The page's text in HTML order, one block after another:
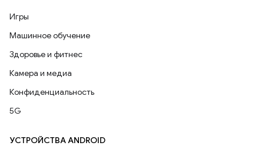
Игры
Машинное обучение
Здоровье и фитнес
Камера и медиа
Конфиденциальность
5G
УСТРОЙСТВА ANDROID